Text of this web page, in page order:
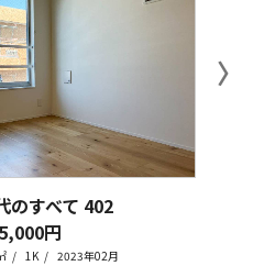
のすべて 402
円
1K 2023年02月
〉